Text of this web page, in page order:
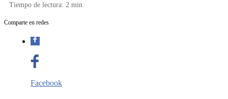
Tiempo de lectura: 2 min
Comparte en redes
Facebook